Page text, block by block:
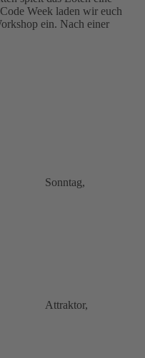
Week laden wir euch
ein. Nach einer
Sonntag,
Attraktor,